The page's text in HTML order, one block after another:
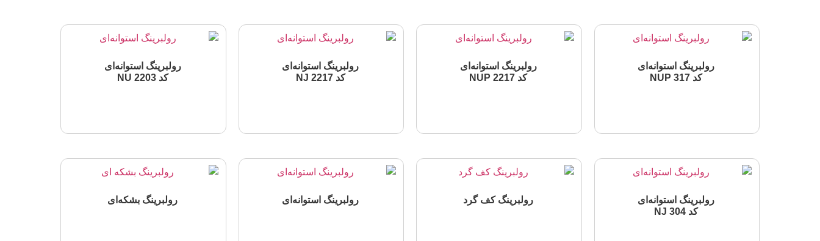
رولبرینگ استوانه‌ای
کد NUP 317
رولبرینگ استوانه‌ای
کد NUP 2217
رولبرینگ استوانه‌ای
کد NJ 2217
رولبرینگ استوانه‌ای
کد NU 2203
رولبرینگ استوانه‌ای
کد NJ 304
رولبرینگ‌ کف گرد رولبرینگ‌ استوانه‌ای رولبرینگ‌ بشکه‌ای